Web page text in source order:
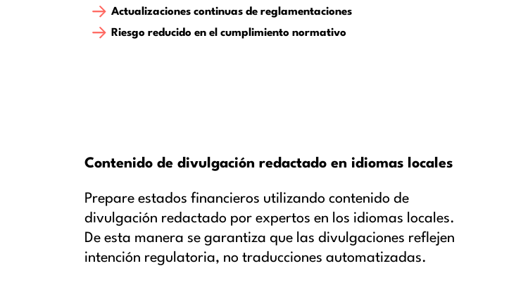
Actualizaciones continuas de reglamentaciones
Riesgo reducido en el cumplimiento normativo
Contenido de divulgación redactado en idiomas locales
Prepare estados financieros utilizando contenido de
divulgación redactado por expertos en los idiomas locales.
De esta manera se garantiza que las divulgaciones reflejen
intención regulatoria, no traducciones automatizadas.